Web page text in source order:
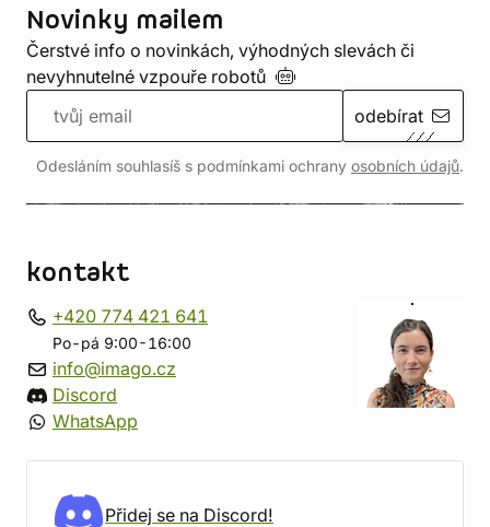
Novinky mailem
Čerstvé info o novinkách, výhodných slevách či
nevyhnutelné vzpouře robotů
odebírat
Odesláním souhlasíš s podmínkami ochrany osobních údajů.
kontakt
+420 774 421 641
Po-pá 9:00-16:00
info@imago.cz
Discord
WhatsApp
Přidej se na Discord!